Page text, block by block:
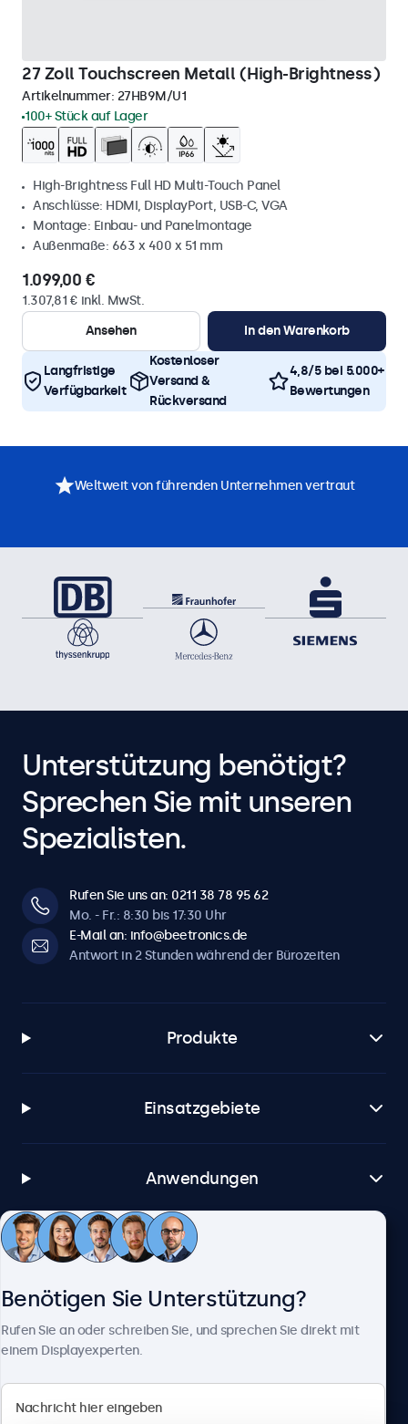
27 Zoll Touchscreen Metall (High-Brightness)
Artikelnummer: 27HB9M/U1
100+ Stück auf Lager
High-Brightness Full HD Multi-Touch Panel
Anschlüsse: HDMI, DisplayPort, USB-C, VGA
Montage: Einbau- und Panelmontage
Außenmaße: 663 x 400 x 51 mm
1.099,00 €
1.307,81 € inkl. MwSt.
Ansehen
In den Warenkorb
Langfristige
Verfügbarkeit
Kostenloser
Versand &
Rückversand
4,8/5 bei 5.000+
Bewertungen
Weltweit von führenden Unternehmen vertraut
Unterstützung benötigt?
Sprechen Sie mit unseren
Spezialisten.
Rufen Sie uns an: 0211 38 78 95 62
Mo. - Fr.: 8:30 bis 17:30 Uhr
E-Mail an: info@beetronics.de
Antwort in 2 Stunden während der Bürozeiten
Produkte
Einsatzgebiete
Anwendungen
Kundenservice
Benötigen Sie Unterstützung?
Rufen Sie an oder schreiben Sie, und sprechen Sie direkt mit
einem Displayexperten.